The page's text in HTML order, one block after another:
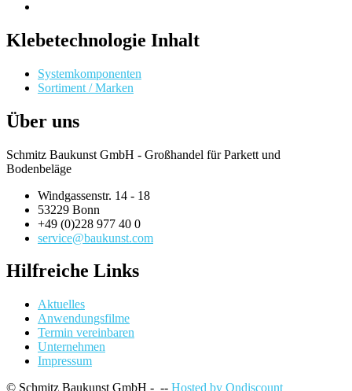
Klebetechnologie Inhalt
Systemkomponenten
Sortiment / Marken
Über uns
Schmitz Baukunst GmbH - Großhandel für Parkett und
Bodenbeläge
Windgassenstr. 14 - 18
53229 Bonn
+49 (0)228 977 40 0
service@baukunst.com
Hilfreiche Links
Aktuelles
Anwendungsfilme
Termin vereinbaren
Unternehmen
Impressum
© Schmitz Baukunst GmbH - -- Hosted by Ondiscount